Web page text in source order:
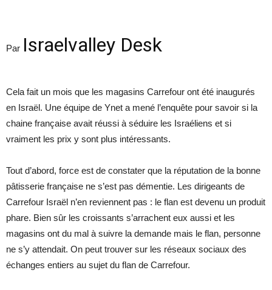
Par Israelvalley Desk
Cela fait un mois que les magasins Carrefour ont été inaugurés
en Israël. Une équipe de Ynet a mené l’enquête pour savoir si la
chaine française avait réussi à séduire les Israéliens et si
vraiment les prix y sont plus intéressants.
Tout d’abord, force est de constater que la réputation de la bonne
pâtisserie française ne s’est pas démentie. Les dirigeants de
Carrefour Israël n’en reviennent pas : le flan est devenu un produit
phare. Bien sûr les croissants s’arrachent eux aussi et les
magasins ont du mal à suivre la demande mais le flan, personne
ne s’y attendait. On peut trouver sur les réseaux sociaux des
échanges entiers au sujet du flan de Carrefour.